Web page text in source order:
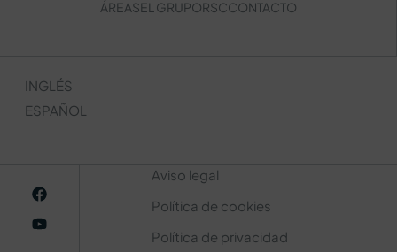
ÁREASEL GRUPORSCCONTACTO
INGLÉS
ESPAÑOL
Aviso legal
Política de cookies
Política de privacidad